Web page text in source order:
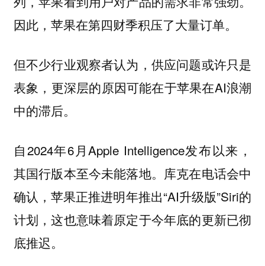
因此，苹果在第四财季积压了大量订单。
但不少行业观察者认为，供应问题或许只是
表象，更深层的原因可能在于苹果在AI浪潮
中的滞后。
自2024年6月Apple Intelligence发布以来，
其国行版本至今未能落地。库克在电话会中
确认，苹果正推进明年推出“AI升级版”Siri的
计划，这也意味着原定于今年底的更新已彻
底推迟。